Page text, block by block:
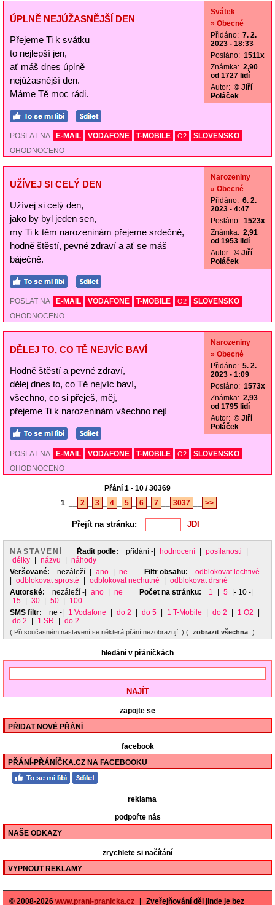
ÚPLNĚ NEJÚŽASNĚJŠÍ DEN
Přejeme Ti k svátku
to nejlepší jen,
ať máš dnes úplně
nejúžasnější den.
Máme Tě moc rádi.
Svátek
» Obecné
Přidáno: 7. 2.
2023 - 18:33
Posláno: 1511x
Známka: 2,90
od 1727 lidí
Autor: © Jiří
Poláček
POSLAT NA E-MAIL VODAFONE T-MOBILE O2
SLOVENSKO
OHODNOCENO
UŽÍVEJ SI CELÝ DEN
Užívej si celý den,
jako by byl jeden sen,
my Ti k těm narozeninám přejeme srdečně,
hodně štěstí, pevné zdraví a ať se máš
báječně.
Narozeniny
» Obecné
Přidáno: 6. 2.
2023 - 4:47
Posláno: 1523x
Známka: 2,91
od 1953 lidí
Autor: © Jiří
Poláček
POSLAT NA E-MAIL VODAFONE T-MOBILE O2
SLOVENSKO
OHODNOCENO
DĚLEJ TO, CO TĚ NEJVÍC BAVÍ
Hodně štěstí a pevné zdraví,
dělej dnes to, co Tě nejvíc baví,
všechno, co si přeješ, měj,
přejeme Ti k narozeninám všechno nej!
Narozeniny
» Obecné
Přidáno: 5. 2.
2023 - 1:09
Posláno: 1573x
Známka: 2,93
od 1795 lidí
Autor: © Jiří
Poláček
POSLAT NA E-MAIL VODAFONE T-MOBILE O2
SLOVENSKO
OHODNOCENO
Přání 1 - 10 / 30369
1
2 3 4 5 6 7 3037 >>
Přejít na stránku:
NASTAVENÍ Řadit podle: přidání -| hodnocení posílanosti
délky
názvu
náhody
Veršované:
nezáleží -| ano ne Filtr obsahu:
odblokovat lechtivé
odblokovat sprosté odblokovat nechutné
odblokovat drsné
Autorské:
nezáleží -| ano ne Počet na stránku: 1 5
|- 10 -|
15
30 50
100
SMS filtr:
ne -| 1 Vodafone do 2 do 5 1 T-Mobile do 2 1 O2
do 2
1 SR do 2
( Při současném nastavení se některá přání nezobrazují. ) ( zobrazit všechna )
hledání v přáníčkách
zapojte se
PŘIDAT NOVÉ PŘÁNÍ
facebook
PŘÁNÍ-PŘÁNÍČKA.CZ NA FACEBOOKU
reklama
podpořte nás
NAŠE ODKAZY
zrychlete si načítání
VYPNOUT REKLAMY
© 2008-2026 www.prani-pranicka.cz Zveřejňování děl jinde je bez